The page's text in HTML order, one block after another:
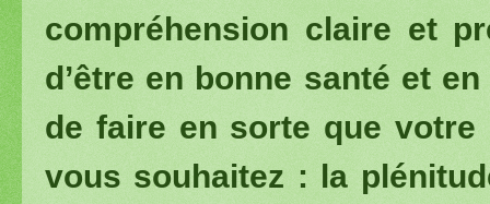
compréhension claire et
d’être en bonne santé et
de faire en sorte que votre
vous souhaitez : la